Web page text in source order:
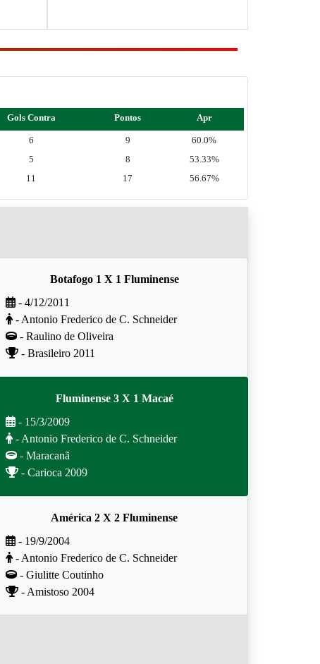
Gols Contra Pontos Apr
6 9
60.0%
5 8
53.33%
11 17 56.67%
Botafogo 1 X 1 Fluminense
- 4/12/2011
- Antonio Frederico de C. Schneider
- Raulino de Oliveira
- Brasileiro 2011
Fluminense 3 X 1 Macaé
- 15/3/2009
- Antonio Frederico de C. Schneider
- Maracanã
- Carioca 2009
América 2 X 2 Fluminense
- 19/9/2004
- Antonio Frederico de C. Schneider
- Giulitte Coutinho
- Amistoso 2004